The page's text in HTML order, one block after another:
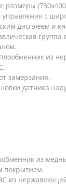
размеры
управления с
дисплеем и
группа
из
замерзания.
датчика
из
покрытием.
из